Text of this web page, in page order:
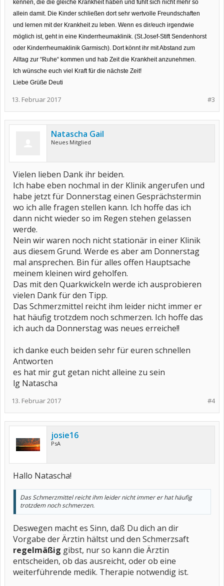
kennen, die die gleiche Krankheit haben und fühlt sich nicht mehr so
allein damit. Die Kinder schließen dort sehr wertvolle Freundschaften
und lernen mit der Krankheit zu leben. Wenn es dir/euch irgendwie
möglich ist, geht in eine Kinderrheumaklinik. (St.Josef-Stift Sendenhorst
oder Kinderrheumaklinik Garmisch). Dort könnt ihr mit Abstand zum
Alltag zur “Ruhe“ kommen und hab Zeit die Krankheit anzunehmen.
Ich wünsche euch viel Kraft für die nächste Zeit!
Liebe Grüße Deuti
#3
13. Februar 2017
Natascha Gail
Neues Mitglied
Vielen lieben Dank ihr beiden.
Ich habe eben nochmal in der Klinik angerufen und
habe jetzt für Donnerstag einen Gesprächstermin
wo ich alle fragen stellen kann. Ich hoffe das ich
dann nicht wieder so im Regen stehen gelassen
werde.
Nein wir waren noch nicht stationär in einer Klinik
aus diesem Grund. Werde es aber am Donnerstag
mal ansprechen. Bin für alles offen Hauptsache
meinem kleinen wird geholfen.
Das mit den Quarkwickeln werde ich ausprobieren
vielen Dank für den Tipp.
Das Schmerzmittel reicht ihm leider nicht immer er
hat häufig trotzdem noch schmerzen. Ich hoffe das
ich auch da Donnerstag was neues erreiche!!
ich danke euch beiden sehr für euren schnellen
Antworten
es hat mir gut getan nicht alleine zu sein
lg Natascha
#4
13. Februar 2017
josie16
PsA
Hallo Natascha!
Das Schmerzmittel reicht ihm leider nicht immer er hat häufig
trotzdem noch schmerzen.
Deswegen macht es Sinn, daß Du dich an dir
Vorgabe der Ärztin hältst und den Schmerzsaft
regelmäßig gibst, nur so kann die Ärztin
entscheiden, ob das ausreicht, oder ob eine
weiterführende medik. Therapie notwendig ist.